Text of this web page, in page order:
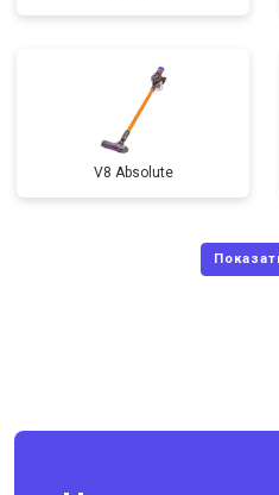
V8 Absolute